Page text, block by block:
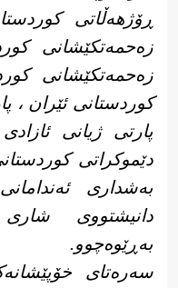
ڕۆژهەڵاتی
زەحمەتکێشانی
زەحمەتکێشانی
کوردستانی ئێران ،
پارتی ژیانی
دێموکراتی
بەشداری
دانیشتووی
بەڕێوەچوو.
سەرەتای